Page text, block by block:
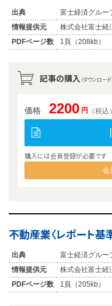
出典
富士経済グルー
情報提供元
株式会社富士経
PDFページ数
1頁（208kb）
記事の購入 （ダウンロード
価格 2200 円 （税込）
購入には会員登録が必要です
会
不動産業〈レポート基
出典
富士経済グルー
情報提供元
株式会社富士経
PDFページ数
1頁（205kb）